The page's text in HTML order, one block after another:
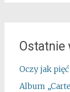
Ostatnie
Oczy jak
Album